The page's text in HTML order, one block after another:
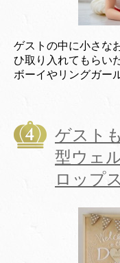
ゲストの中に小さな
ひ取り入れてもらい
ボーイやリングガー
ゲスト
型ウェ
ロップス